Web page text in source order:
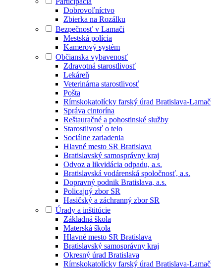
Dobrovoľníctvo
Zbierka na Rozálku
Bezpečnosť v Lamači
Mestská polícia
Kamerový systém
Občianska vybavenosť
Zdravotná starostlivosť
Lekáreň
Veterinárna starostlivosť
Pošta
Rímskokatolícky farský úrad Bratislava-Lamač
Správa cintorína
Reštauračné a pohostinské služby
Starostlivosť o telo
Sociálne zariadenia
Hlavné mesto SR Bratislava
Bratislavský samosprávny kraj
Odvoz a likvidácia odpadu, a.s.
Bratislavská vodárenská spoločnosť, a.s.
Dopravný podnik Bratislava, a.s.
Policajný zbor SR
Hasičský a záchranný zbor SR
Úrady a inštitúcie
Základná škola
Materská škola
Hlavné mesto SR Bratislava
Bratislavský samosprávny kraj
Okresný úrad Bratislava
Rímskokatolícky farský úrad Bratislava-Lamač